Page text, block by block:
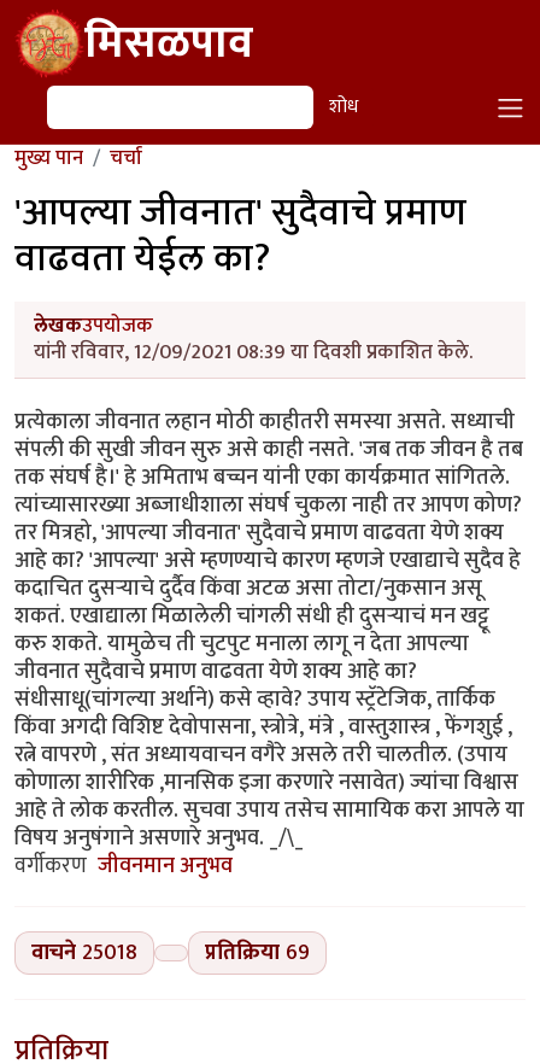
Skip to main contentमिसळपाव
शोध शोध
मुख्य पान चर्चा
'आपल्या जीवनात' सुदैवाचे प्रमाण
वाढवता येईल का?
लेखकउपयोजक
यांनी रविवार, 12/09/2021 08:39 या दिवशी प्रकाशित केले.
प्रत्येकाला जीवनात लहान मोठी काहीतरी समस्या असते. सध्याची
संपली की सुखी जीवन सुरु असे काही नसते. 'जब तक जीवन है तब
तक संघर्ष है।' हे अमिताभ बच्चन यांनी एका कार्यक्रमात सांगितले.
त्यांच्यासारख्या अब्जाधीशाला संघर्ष चुकला नाही तर आपण कोण?
तर मित्रहो, 'आपल्या जीवनात' सुदैवाचे प्रमाण वाढवता येणे शक्य
आहे का? 'आपल्या' असे म्हणण्याचे कारण म्हणजे एखाद्याचे सुदैव हे
कदाचित दुसर्‍याचे दुर्दैव किंवा अटळ असा तोटा/नुकसान असू
शकतं. एखाद्याला मिळालेली चांगली संधी ही दुसर्‍याचं मन खट्टू
करु शकते. यामुळेच ती चुटपुट मनाला लागू न देता आपल्या
जीवनात सुदैवाचे प्रमाण वाढवता येणे शक्य आहे का?
संधीसाधू(चांगल्या अर्थाने) कसे व्हावे? उपाय स्ट्रॅटेजिक, तार्किक
किंवा अगदी विशिष्ट देवोपासना, स्त्रोत्रे, मंत्रे , वास्तुशास्त्र , फेंगशुई ,
रत्ने वापरणे , संत अध्यायवाचन वगैरे असले तरी चालतील. (उपाय
कोणाला शारीरिक ,मानसिक इजा करणारे नसावेत) ज्यांचा विश्वास
आहे ते लोक करतील. सुचवा उपाय तसेच सामायिक करा आपले या
विषय अनुषंगाने असणारे अनुभव. _/\_
वर्गीकरण जीवनमान अनुभव
वाचने 25018 प्रतिक्रिया 69
प्रतिक्रिया